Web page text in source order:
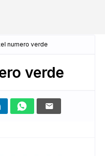
numero verde
verde